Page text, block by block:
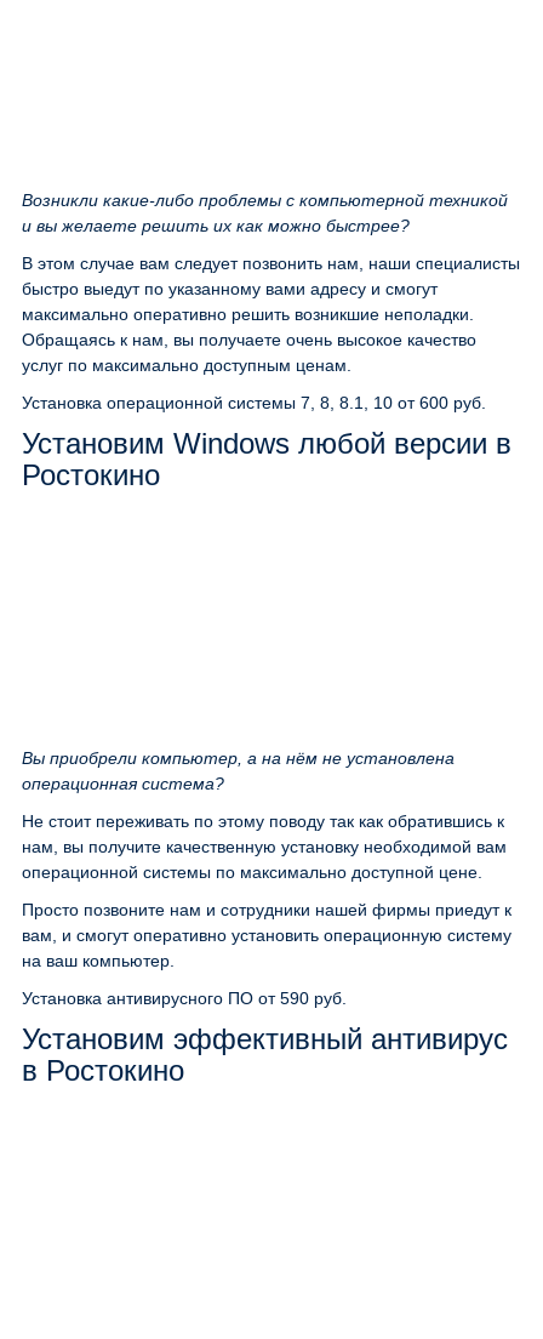
Возникли какие-либо проблемы с компьютерной техникой
и вы желаете решить их как можно быстрее?
В этом случае вам следует позвонить нам, наши специалисты
быстро выедут по указанному вами адресу и смогут
максимально оперативно решить возникшие неполадки.
Обращаясь к нам, вы получаете очень высокое качество
услуг по максимально доступным ценам.
Установка операционной системы 7, 8, 8.1, 10 от 600 руб.
Установим Windows любой версии в
Ростокино
Вы приобрели компьютер, а на нём не установлена
операционная система?
Не стоит переживать по этому поводу так как обратившись к
нам, вы получите качественную установку необходимой вам
операционной системы по максимально доступной цене.
Просто позвоните нам и сотрудники нашей фирмы приедут к
вам, и смогут оперативно установить операционную систему
на ваш компьютер.
Установка антивирусного ПО от 590 руб.
Установим эффективный антивирус
в Ростокино